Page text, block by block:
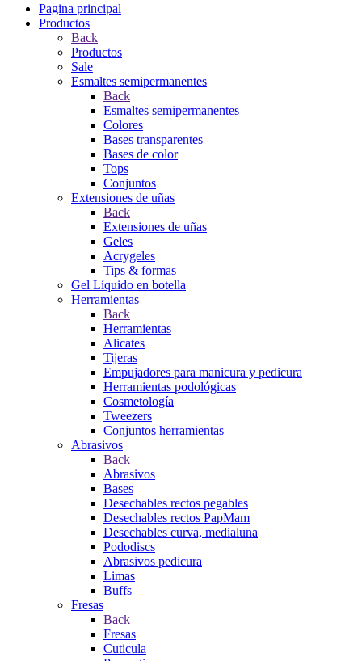
Pagina principal
Productos
Back
Productos
Sale
Esmaltes semipermanentes
Back
Esmaltes semipermanentes
Colores
Bases transparentes
Bases de color
Tops
Conjuntos
Extensiones de uñas
Back
Extensiones de uñas
Geles
Acrygeles
Tips & formas
Gel Líquido en botella
Herramientas
Back
Herramientas
Alicates
Tijeras
Empujadores para manicura y pedicura
Herramientas podológicas
Cosmetología
Tweezers
Conjuntos herramientas
Abrasivos
Back
Abrasivos
Bases
Desechables rectos pegables
Desechables rectos PapMam
Desechables curva, medialuna
Pododiscs
Abrasivos pedicura
Limas
Buffs
Fresas
Back
Fresas
Cuticula